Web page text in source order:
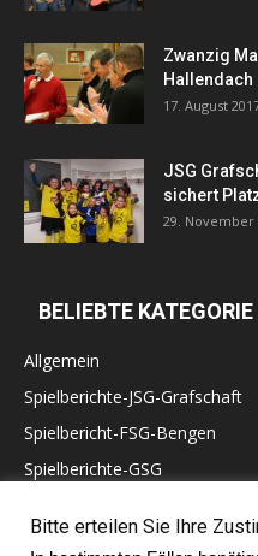
Zwanzig
Hallendach
17. August
JSG
sichert
29. November
BELIEBTE KATEGORIE
Allgemein
Spielberichte-JSG-Grafschaft
Spielbericht-FSG-Bengen
Spielberichte-GSG
60 Jahre VfB Lantershofen
Bitte erteilen Sie Ihre